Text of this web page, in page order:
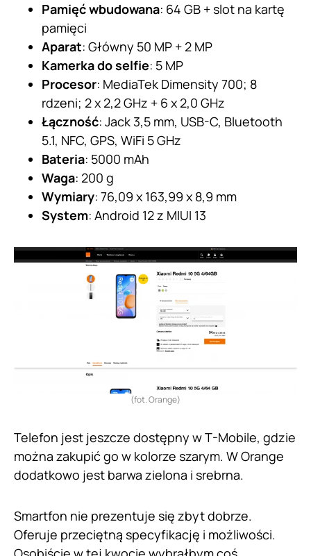
Pamięćwbudowana: 64 GB + slot na kartę
pamięci
Aparat: Główny 50 MP + 2 MP
Kamerka do selfie: 5 MP
Procesor: MediaTek Dimensity 700; 8
rdzeni; 2 x 2,2 GHz + 6 x 2,0 GHz
Łączność: Jack 3,5 mm, USB-C, Bluetooth
5.1, NFC, GPS, WiFi 5 GHz
Bateria: 5000 mAh
Waga: 200 g
Wymiary: 76,09 x 163,99 x 8,9 mm
System: Android 12 z MIUI 13
(fot. Orange)
Telefon jest jeszcze dostępny w T-Mobile, gdzie
można zakupić go w kolorze szarym. W Orange
dodatkowo jest barwa zielona i srebrna.
Smartfon nie prezentuje się zbyt dobrze.
Oferuje przeciętną specyfikację i możliwości.